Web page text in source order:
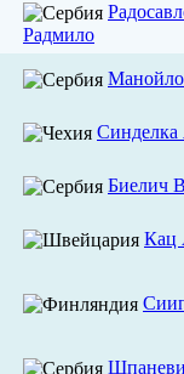
Радмило
Синделка
Биелич
Кац